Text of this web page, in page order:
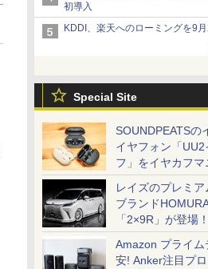
初導入
KDDI、楽天へのローミングを9
Special Site
SOUNDPEATSの
イヤフォン「UU2
フ」をイヤカフマ
レイズのプレミ
ブランド
「2×9R」が登場！
Amazon プライム
安! Anker注目プ